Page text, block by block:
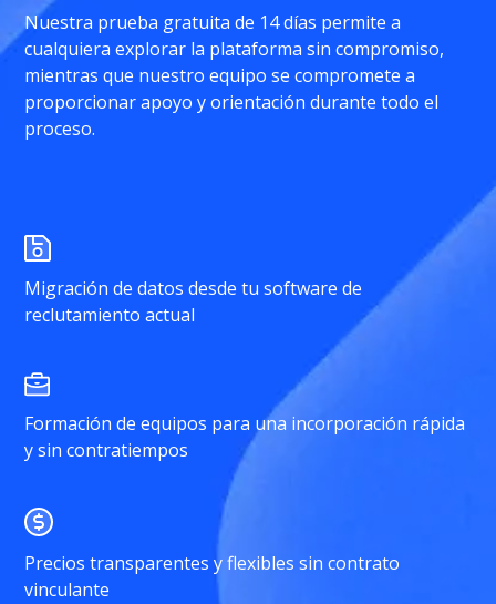
Nuestra prueba gratuita de 14 días permite a
cualquiera explorar la plataforma sin compromiso,
mientras que nuestro equipo se compromete a
proporcionar apoyo y orientación durante todo el
proceso.
Migración de datos desde tu software de
reclutamiento actual
Formación de equipos para una incorporación rápida
y sin contratiempos
Precios transparentes y flexibles sin contrato
vinculante